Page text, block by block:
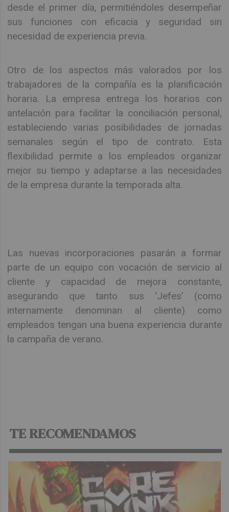
desde el primer día, permitiéndoles desempeñar
sus funciones con eficacia y seguridad sin
necesidad de experiencia previa.
Otro de los aspectos más valorados por los
trabajadores de la compañía es la planificación
horaria. La empresa entrega los horarios con
antelación para facilitar la conciliación personal,
estableciendo varias posibilidades de jornadas
semanales según el tipo de contrato. Esta
flexibilidad permite a los empleados organizar
mejor su tiempo y adaptarse a las necesidades
de la empresa durante la temporada alta.
Las nuevas incorporaciones pasarán a formar
parte de un equipo con vocación de servicio al
cliente y capacidad de mejora constante,
asegurando que tanto sus ‘Jefes’ (como
internamente denominan al cliente) como
empleados tengan una buena experiencia durante
la campaña de verano.
TE RECOMENDAMOS